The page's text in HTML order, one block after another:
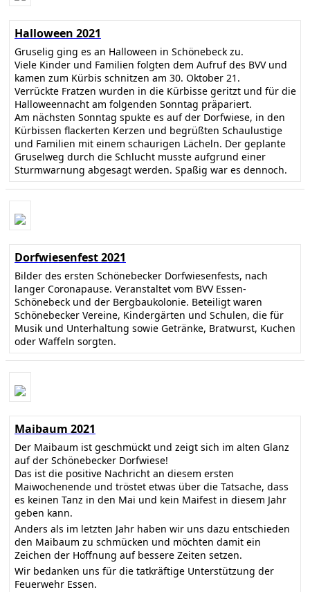
Halloween 2021
Gruselig ging es an Halloween in Schönebeck zu.
Viele Kinder und Familien folgten dem Aufruf des BVV und
kamen zum Kürbis schnitzen am 30. Oktober 21.
Verrückte Fratzen wurden in die Kürbisse geritzt und für die
Halloweennacht am folgenden Sonntag präpariert.
Am nächsten Sonntag spukte es auf der Dorfwiese, in den
Kürbissen flackerten Kerzen und begrüßten Schaulustige
und Familien mit einem schaurigen Lächeln. Der geplante
Gruselweg durch die Schlucht musste aufgrund einer
Sturmwarnung abgesagt werden. Spaßig war es dennoch.
Dorfwiesenfest 2021
Bilder des ersten Schönebecker Dorfwiesenfests, nach
langer Coronapause. Veranstaltet vom BVV Essen-
Schönebeck und der Bergbaukolonie. Beteiligt waren
Schönebecker Vereine, Kindergärten und Schulen, die für
Musik und Unterhaltung sowie Getränke, Bratwurst, Kuchen
oder Waffeln sorgten.
Maibaum 2021
Der Maibaum ist geschmückt und zeigt sich im alten Glanz
auf der Schönebecker Dorfwiese!
Das ist die positive Nachricht an diesem ersten
Maiwochenende und tröstet etwas über die Tatsache, dass
es keinen Tanz in den Mai und kein Maifest in diesem Jahr
geben kann.
Anders als im letzten Jahr haben wir uns dazu entschieden
den Maibaum zu schmücken und möchten damit ein
Zeichen der Hoffnung auf bessere Zeiten setzen.
Wir bedanken uns für die tatkräftige Unterstützung der
Feuerwehr Essen.